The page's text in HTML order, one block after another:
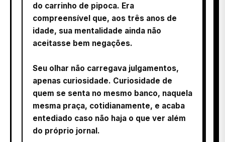
do carrinho de pipoca. Era
compreensível que, aos três anos de
idade, sua mentalidade ainda não
aceitasse bem negações.
Seu olhar não carregava julgamentos,
apenas curiosidade. Curiosidade de
quem se senta no mesmo banco, naquela
mesma praça, cotidianamente, e acaba
entediado caso não haja o que ver além
do próprio jornal.